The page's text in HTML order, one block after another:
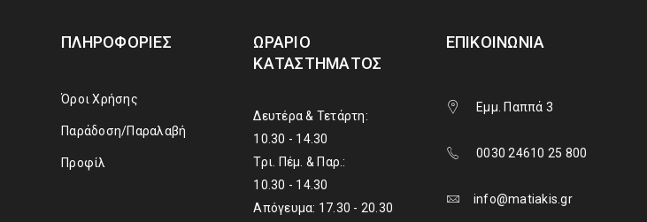
ΠΛΗΡΟΦΟΡΊΕΣ
Όροι Χρήσης
Παράδοση/Παραλαβή
Προφίλ
ΩΡΆΡΙΟ
ΚΑΤΑΣΤΉΜΑΤΟΣ
Δευτέρα & Τετάρτη:
10.30 - 14.30
Τρι. Πέμ. & Παρ.:
10.30 - 14.30
Απόγευμα: 17.30 - 20.30
ΕΠΙΚΟΙΝΩΝΊΑ
Εμμ. Παππά 3
0030 24610 25 800
info@matiakis.gr